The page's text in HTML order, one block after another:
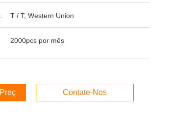
T / T, Western Union
2000pcs por mês
Contate-Nos